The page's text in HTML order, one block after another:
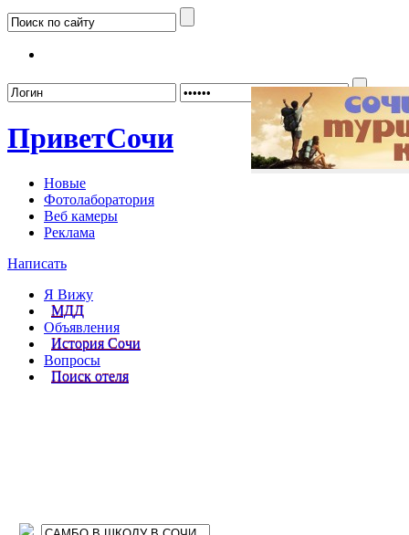
ПриветСочи
Новые
Фотолаборатория
Веб камеры
Реклама
Написать
Я Вижу
МДД
Объявления
История Сочи
Вопросы
Поиск отеля